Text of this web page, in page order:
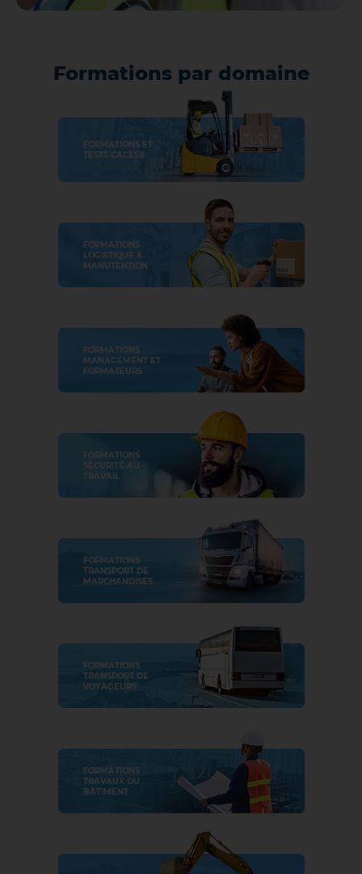
Formations par domaine
FORMATIONS ET
TESTS CACES®
FORMATIONS
LOGISTIQUE &
MANUTENTION
FORMATIONS
MANAGEMENT ET
FORMATEURS
FORMATIONS
SÉCURITÉ AU
TRAVAIL
FORMATIONS
TRANSPORT DE
MARCHANDISES
FORMATIONS
TRANSPORT DE
VOYAGEURS
FORMATIONS
TRAVAUX DU
BÂTIMENT